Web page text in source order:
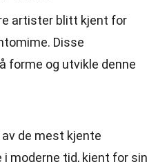
artister blitt kjent for
Disse
forme og utvikle denne
av de mest kjente
moderne tid, kjent for sin